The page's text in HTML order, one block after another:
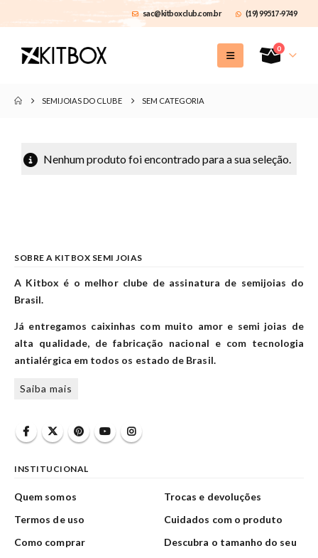
sac@kitboxclub.com.br (19) 99517-9749
0
SEMIJOIAS DO CLUBE SEM CATEGORIA
Nenhum produto foi encontrado para a sua seleção.
SOBRE A KITBOX SEMI JOIAS
A Kitbox é o melhor clube de assinatura de semijoias do
Brasil.
Já entregamos caixinhas com muito amor e semi joias de
alta qualidade, de fabricação nacional e com tecnologia
antialérgica em todos os estado de Brasil.
Saiba mais
INSTITUCIONAL
Quem somos
Termos de uso
Como comprar
Trocas e devoluções
Cuidados com o produto
Descubra o tamanho do seu